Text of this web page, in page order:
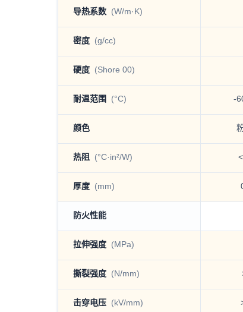
TC系列 technical specification table
导热系数 (W/m·K)
密度 (g/cc)
硬度 (Shore 00)
耐温范围 (°C) -
颜色
热阻 (°C·in²/W)
厚度 (mm)
防火性能
拉伸强度 (MPa)
撕裂强度 (N/mm)
击穿电压 (kV/mm)